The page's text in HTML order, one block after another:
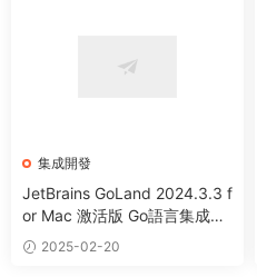
集成開發
JetBrains GoLand 2024.3.3 f
or Mac 激活版 Go語言集成開
發環境 (Intel+Apple Silicon)
2025-02-20